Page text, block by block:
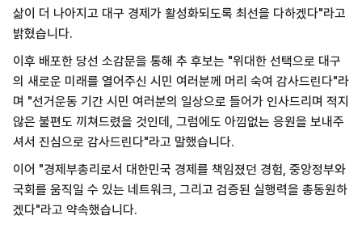
삶이 더 나아지고 대구 경제가 활성화되도록 최선을 다하겠다"라고
밝혔습니다.
이후 배포한 당선 소감문을 통해 추 후보는 "위대한 선택으로 대구
의 새로운 미래를 열어주신 시민 여러분께 머리 숙여 감사드린다"라
며 "선거운동 기간 시민 여러분의 일상으로 들어가 인사드리며 적지
않은 불편도 끼쳐드렸을 것인데, 그럼에도 아낌없는 응원을 보내주
셔서 진심으로 감사드린다"라고 말했습니다.
이어 "경제부총리로서 대한민국 경제를 책임졌던 경험, 중앙정부와
국회를 움직일 수 있는 네트워크, 그리고 검증된 실행력을 총동원하
겠다"라고 약속했습니다.